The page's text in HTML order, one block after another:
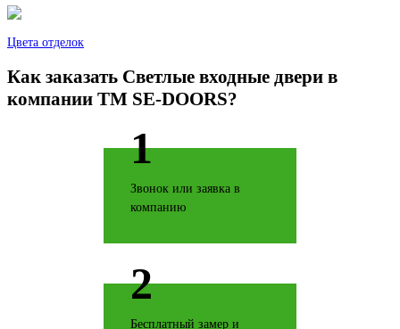
Дуб ясный
Джатобо
Ель карпатская
Цвета отделок
Как заказать Светлые входные двери в
компании TM SE-DOORS?
1
Звонок или заявка в
компанию
2
Бесплатный замер и